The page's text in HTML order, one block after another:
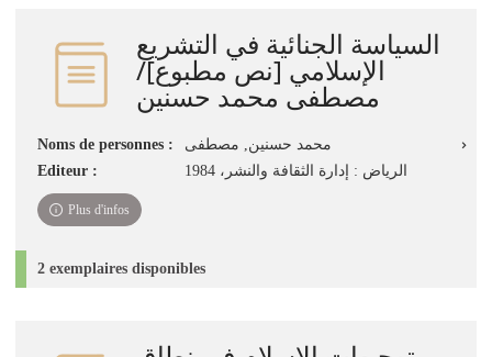
السياسة الجنائية في التشريع
الإسلامي‏ ‏[نص مطبوع]/
مصطفى محمد حسنين
Noms de personnes :
محمد حسنين, مصطفى
Editeur :
الرياض : إدارة الثقافة والنشر‏، ‏1984
Plus d'infos
2 exemplaires disponibles